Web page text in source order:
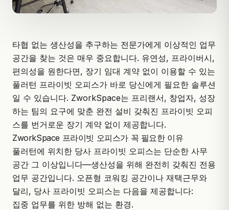
타협 없는 생산성을 추구하는 전문가에게 이상적인 업무
공간을 찾는 것은 매우 중요합니다. 유연성, 프라이버시,
편의성을 원한다면, 장기 임대 계약 없이 이용할 수 있는
풀러턴 프라이빗 오피스가 바로 당신에게 필요한 솔루션
일 수 있습니다. ZworkSpace는 프리랜서, 창업자, 성장
하는 팀의 요구에 맞춘 완전 설비 갖춰진 프라이빗 오피
스를 번거로운 장기 계약 없이 제공합니다.
ZworkSpace 프라이빗 오피스가 꼭 필요한 이유
풀러턴에 위치한 당사 프라이빗 오피스는 단순한 사무
공간 그 이상입니다—생산성을 위해 완전히 갖춰진 전용
업무 공간입니다. 오픈형 코워킹 공간이나 재택근무와
달리, 당사 프라이빗 오피스는 다음을 제공합니다:
집중 업무를 위한 방해 없는 환경.